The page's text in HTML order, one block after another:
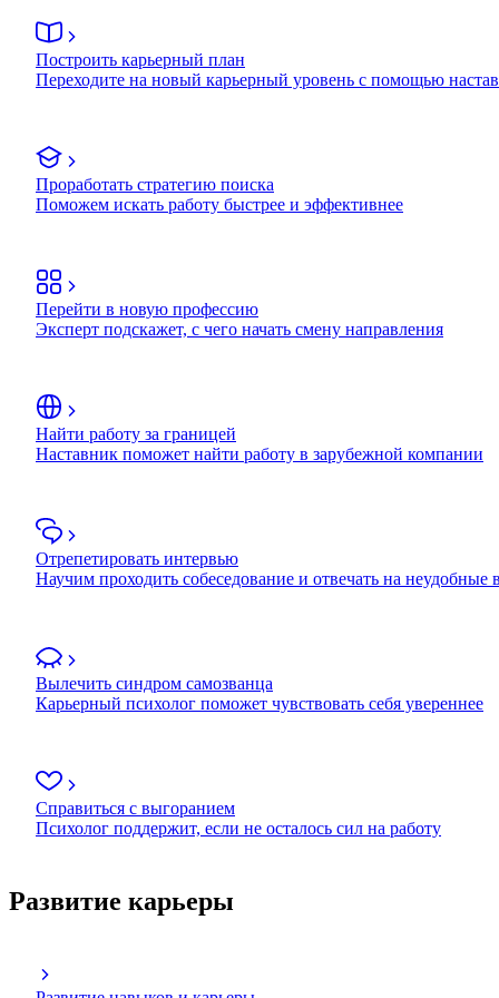
Построить карьерный план
Переходите на новый карьерный уровень с помощью
Проработать стратегию поиска
Поможем искать работу быстрее и эффективнее
Перейти в новую профессию
Эксперт подскажет, с чего начать смену направления
Найти работу за границей
Наставник поможет найти работу в зарубежной компании
Отрепетировать интервью
Научим проходить собеседование и отвечать на неудобные
Вылечить синдром самозванца
Карьерный психолог поможет чувствовать себя увереннее
Справиться с выгоранием
Психолог поддержит, если не осталось сил на работу
Развитие карьеры